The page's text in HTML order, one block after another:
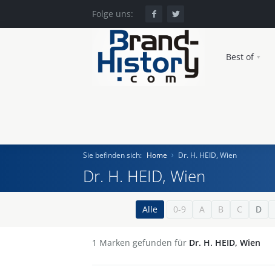
Folge uns:
Best of
Sie befinden sich: Home Dr. H. HEID, Wien
Dr. H. HEID, Wien
Alle 0-9 A B C D
1 Marken gefunden für Dr. H. HEID, Wien